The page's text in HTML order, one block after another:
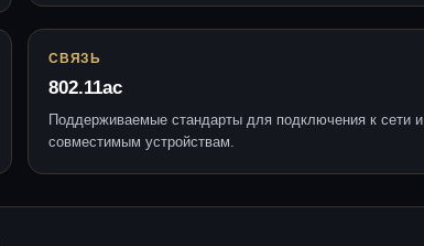
СВЯЗЬ
802.11ac
Поддерживаемые стандарты для подключения к сети и
совместимым устройствам.